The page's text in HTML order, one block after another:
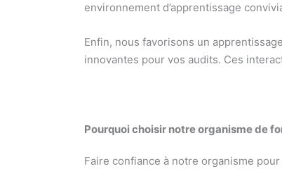
environnement d’apprentissage
Enfin, nous favorisons un
innovantes pour vos audits. Ces
Pourquoi choisir notre organisme de
Faire confiance à notre organisme